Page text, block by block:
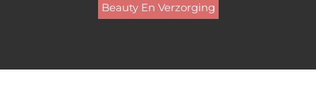
Beauty En Verzorging